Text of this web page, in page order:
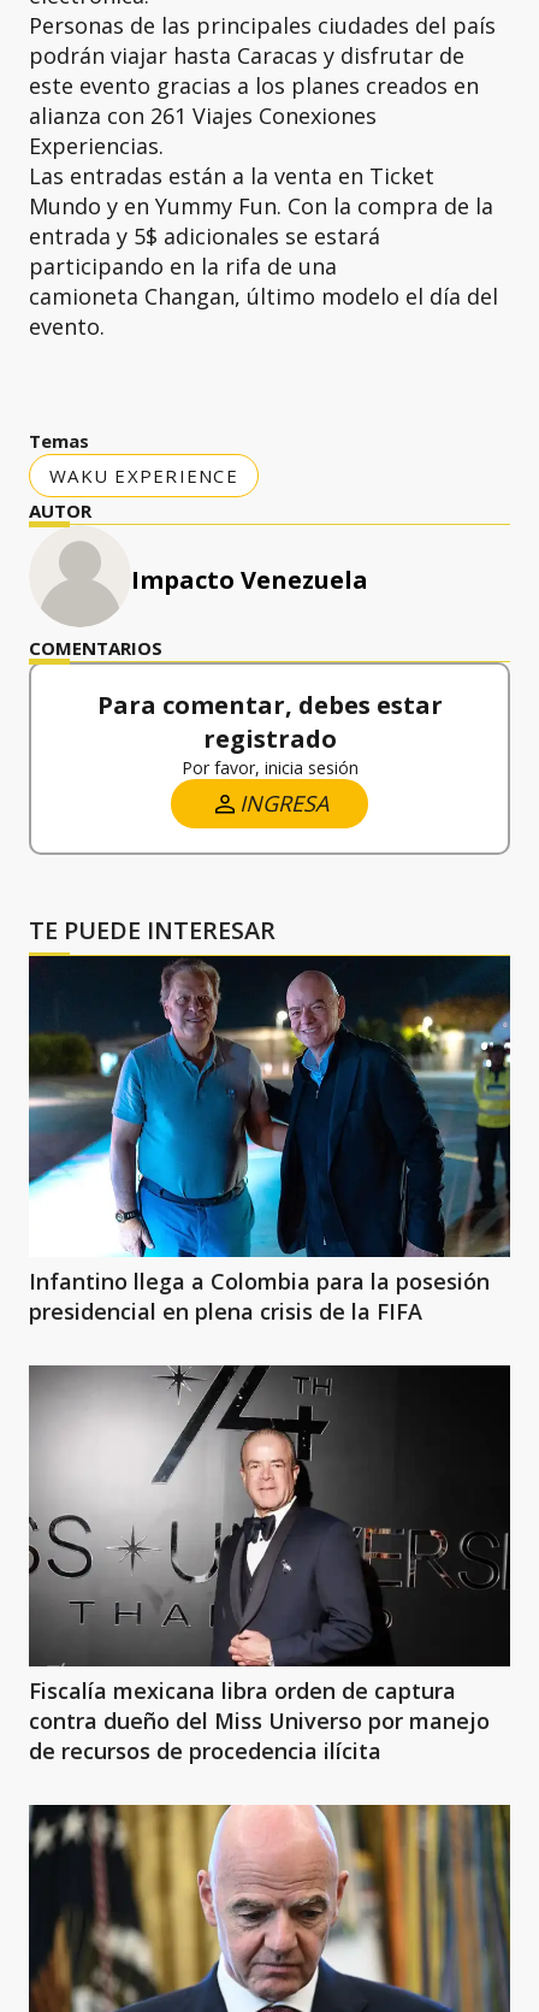
Personas de las principales ciudades del país
podrán viajar hasta Caracas y disfrutar de
este evento gracias a los planes creados en
alianza con 261 Viajes Conexiones
Experiencias.
Las entradas están a la venta en Ticket
Mundo y en Yummy Fun. Con la compra de la
entrada y 5$ adicionales se estará
participando en la rifa de una
camioneta Changan, último modelo el día del
evento.
Temas
WAKU EXPERIENCE
AUTOR
Impacto Venezuela
COMENTARIOS
Para comentar, debes estar
registrado
Por favor, inicia sesión
INGRESA
TE PUEDE INTERESAR
Infantino llega a Colombia para la posesión
presidencial en plena crisis de la FIFA
Fiscalía mexicana libra orden de captura
contra dueño del Miss Universo por manejo
de recursos de procedencia ilícita